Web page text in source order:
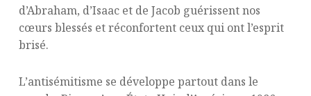
d’Abraham, d’Isaac et de Jacob guérissent nos
cœurs blessés et réconfortent ceux qui ont l’esprit
brisé.
L’antisémitisme se développe partout dans le